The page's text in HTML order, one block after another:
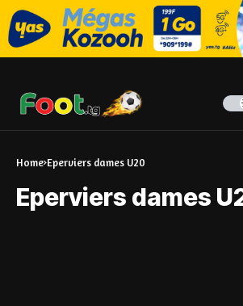
Home Eperviers dames U20
Eperviers dames